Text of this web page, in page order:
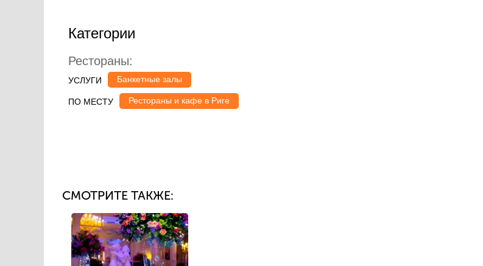
Категории
Рестораны:
УСЛУГИ Банкетные залы
ПО МЕСТУ Рестораны и кафе в Риге
СМОТРИТЕ ТАКЖЕ: